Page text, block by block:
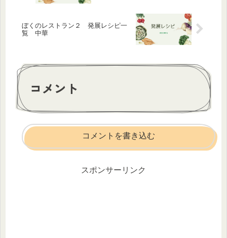
ぼくのレストラン２ 発展レシピ一
覧 中華
コメント
コメントを書き込む
スポンサーリンク